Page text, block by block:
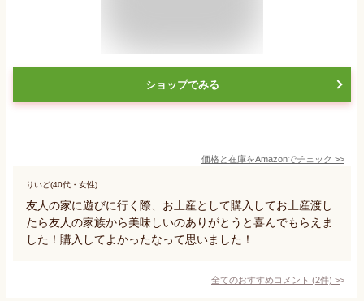
ショップでみる
価格と在庫をAmazonでチェック >>
りいど(40代・女性)
友人の家に遊びに行く際、お土産として購入してお土産渡し
たら友人の家族から美味しいのありがとうと喜んでもらえま
した！購入してよかったなって思いました！
全てのおすすめコメント (2件) >